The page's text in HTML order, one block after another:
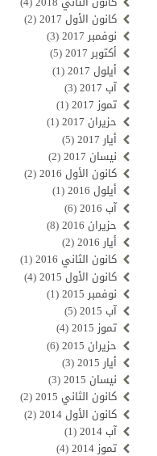
كانون الأول 2017
(2)
نوفمبر 2017
(3)
أكتوبر 2017
(5)
أيلول 2017
(1)
آب 2017
(3)
تموز 2017
(1)
حزيران 2017
(1)
أيار 2017
(5)
نيسان 2017
(2)
كانون الأول 2016
(2)
أيلول 2016
(1)
آب 2016
(6)
حزيران 2016
(8)
أيار 2016
(2)
كانون الثاني 2016
(1)
كانون الأول 2015
(4)
نوفمبر 2015
(1)
آب 2015
(5)
تموز 2015
(4)
حزيران 2015
(6)
أيار 2015
(3)
نيسان 2015
(3)
كانون الثاني 2015
(2)
كانون الأول 2014
(2)
آب 2014
(1)
تموز 2014
(4)